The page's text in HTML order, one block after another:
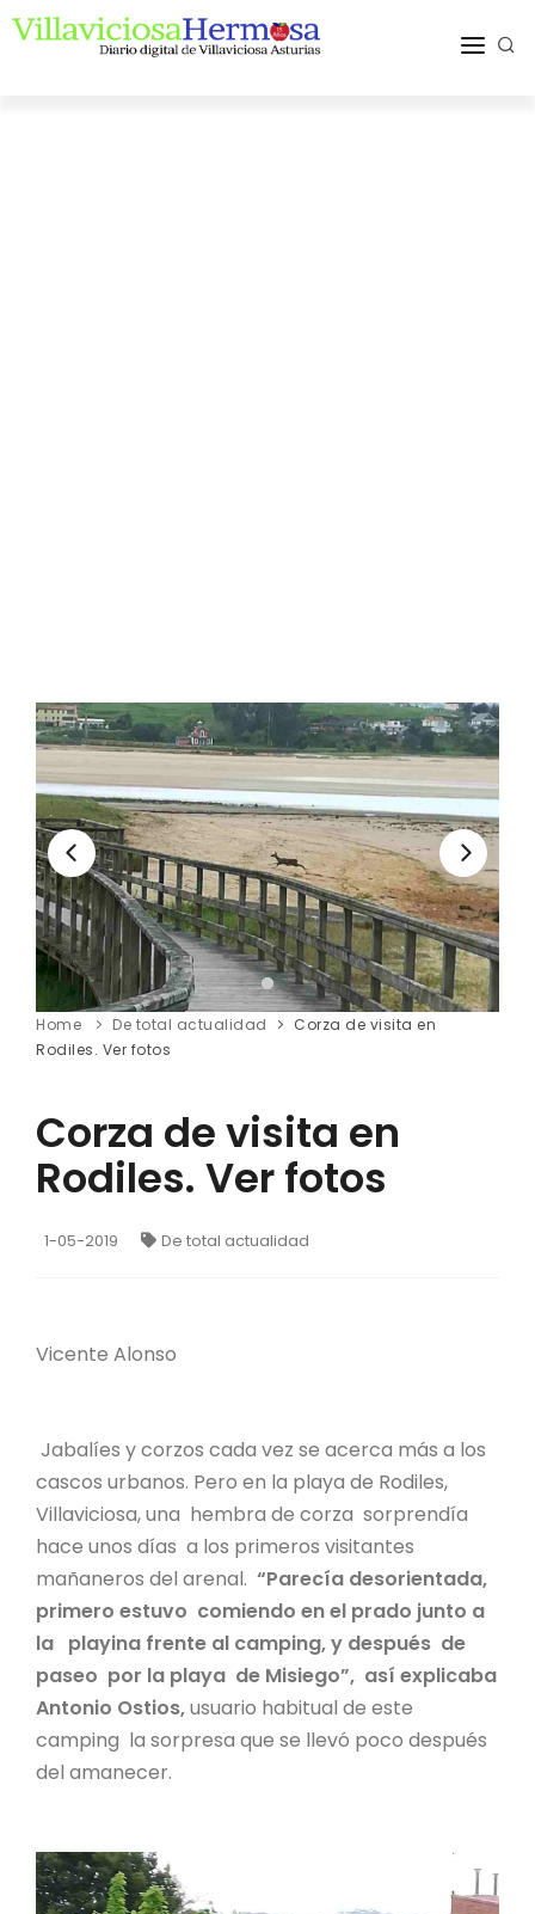
Home De total actualidad
Corza de visita en
Rodiles. Ver fotos
Corza de visita en
Rodiles. Ver fotos
1-05-2019 De total actualidad
Vicente Alonso
Jabalíes y corzos cada vez se acerca más a los
cascos urbanos. Pero en la playa de Rodiles,
Villaviciosa, una hembra de corza sorprendía
hace unos días a los primeros visitantes
mañaneros del arenal. “Parecía desorientada,
primero estuvo comiendo en el prado junto a
la playina frente al camping, y después de
paseo por la playa de Misiego”, así explicaba
Antonio Ostios,usuario habitual de este
camping la sorpresa que se llevó poco después
del amanecer.